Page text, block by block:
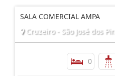
SALA COMERCIAL AMPA
Cruzeiro - São José dos
0